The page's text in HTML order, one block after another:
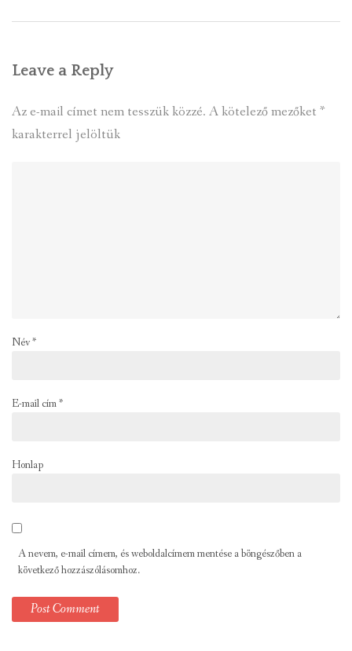
Leave a Reply
Az e-mail címet nem tesszük közzé. A kötelező mezőket *
karakterrel jelöltük
Név*
E-mail cím*
Honlap
A nevem, e-mail címem, és weboldalcímem mentése a böngészőben a
következő hozzászólásomhoz.